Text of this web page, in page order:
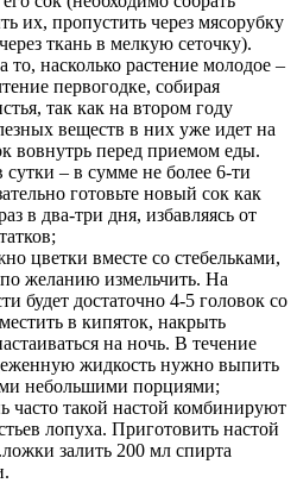
их, пропустить через мясорубку
ткань в мелкую сеточку).
насколько растение молодое –
первогодке, собирая
так как на втором году
веществ в них уже идет на
вовнутрь перед приемом еды.
– в сумме не более 6-ти
готовьте новый сок как
в два-три дня, избавляясь от
цветки вместе со стебельками,
желанию измельчить. На
будет достаточно 4-5 головок со
в кипяток, накрыть
на ночь. В течение
жидкость нужно выпить
небольшими порциями;
часто такой настой комбинируют
лопуха. Приготовить настой
залить 200 мл спирта